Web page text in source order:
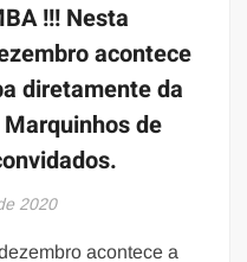
!!! Nesta
acontece
diretamente da
de
2020
acontece a